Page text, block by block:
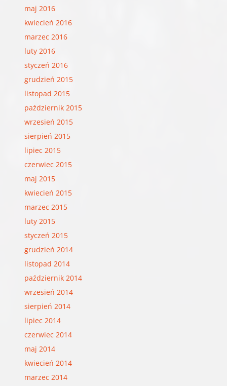
maj 2016
kwiecień 2016
marzec 2016
luty 2016
styczeń 2016
grudzień 2015
listopad 2015
październik 2015
wrzesień 2015
sierpień 2015
lipiec 2015
czerwiec 2015
maj 2015
kwiecień 2015
marzec 2015
luty 2015
styczeń 2015
grudzień 2014
listopad 2014
październik 2014
wrzesień 2014
sierpień 2014
lipiec 2014
czerwiec 2014
maj 2014
kwiecień 2014
marzec 2014